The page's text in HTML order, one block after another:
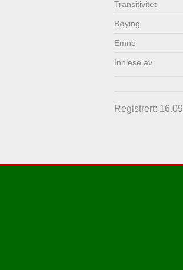
Transitivitet
Bøying
Emne
Innlese av
Registrert: